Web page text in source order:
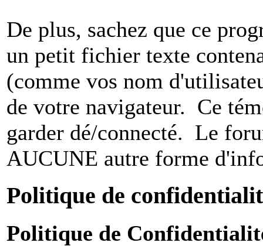
De plus, sachez que ce
un petit fichier texte
(comme vos nom
de votre navigateur. Ce
garder dé/connecté. Le
AUCUNE autre forme
Politique de
Politique de